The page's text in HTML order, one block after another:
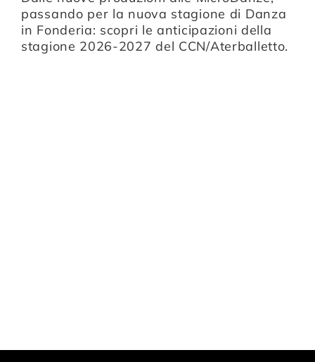
passando per la nuova stagione di Danza
in Fonderia: scopri le anticipazioni della
stagione 2026-2027 del CCN/Aterballetto.